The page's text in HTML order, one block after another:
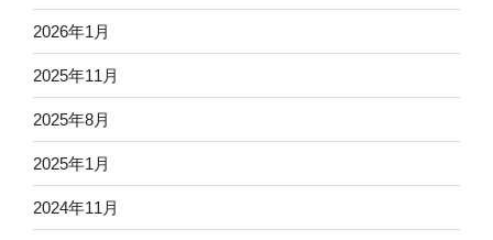
2026年1月
2025年11月
2025年8月
2025年1月
2024年11月